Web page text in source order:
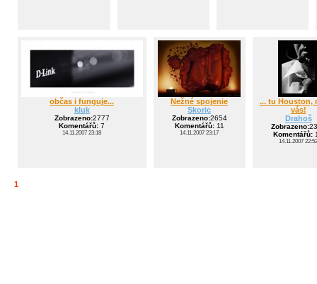
občas i funguje...
kluk
Zobrazeno:2777
Komentářů: 7
14.11.2007 23:18
Nežné spojenie
Skoric
Zobrazeno:2654
Komentářů:11
14.11.2007 23:17
... tu Houston,
vás!
Drahoš
Zobrazeno:
Komentářů:
14.11.2007
1